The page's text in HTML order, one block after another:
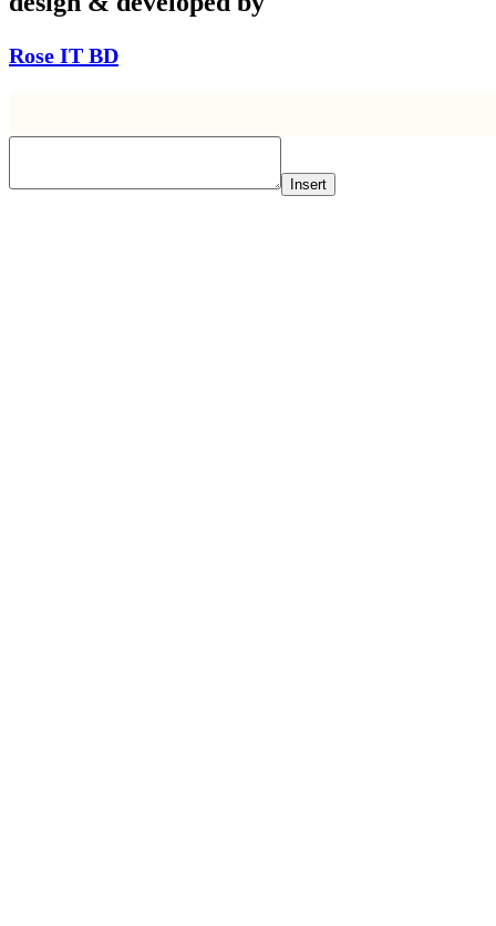
Rose IT BD
Insert